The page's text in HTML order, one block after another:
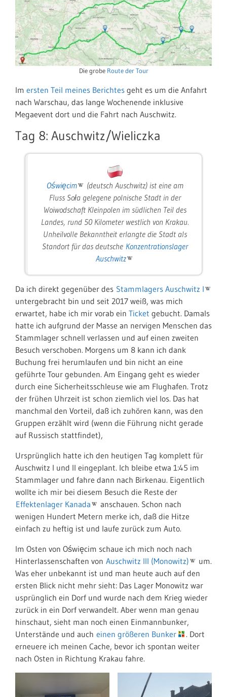
Die grobe Route der Tour
Im ersten Teil meines Berichtes geht es um die Anfahrt
nach Warschau, das lange Wochenende inklusive
Megaevent dort und die Fahrt nach Auschwitz.
Tag 8: Auschwitz/Wieliczka
Oświęcim
(deutsch Auschwitz) ist eine am
Fluss Soła gelegene polnische Stadt in der
Woiwodschaft Kleinpolen im südlichen Teil des
Landes, rund 50 Kilometer westlich von Krakau.
Unheilvolle Bekanntheit erlangte die Stadt als
Standort für das deutsche Konzentrationslager
Auschwitz
Da ich direkt gegenüber des Stammlagers Auschwitz I
untergebracht bin und seit 2017 weiß, was mich
erwartet, habe ich mir vorab ein Ticket gebucht. Damals
hatte ich aufgrund der Masse an nervigen Menschen das
Stammlager schnell verlassen und auf einen zweiten
Besuch verschoben. Morgens um 8 kann ich dank
Buchung frei herumlaufen und bin nicht an eine
geführte Tour gebunden. Am Eingang geht es wieder
durch eine Sicherheitsschleuse wie am Flughafen. Trotz
der frühen Uhrzeit ist schon ziemlich viel los. Das hat
manchmal den Vorteil, daß ich zuhören kann, was den
Gruppen erzählt wird (wenn die Führung nicht gerade
auf Russisch stattfindet),
Ursprünglich hatte ich den heutigen Tag komplett für
Auschwitz I und II eingeplant. Ich bleibe etwa 1:45 im
Stammlager und fahre dann nach Birkenau. Eigentlich
wollte ich mir bei diesem Besuch die Reste der
Effektenlager Kanada
anschauen. Schon nach
wenigen Hundert Metern merke ich, daß die Hitze
einfach zu heftig ist und laufe zurück zum Auto.
Im Osten von Oświęcim schaue ich mich noch nach
Hinterlassenschaften von Auschwitz III (Monowitz)
um.
Was eher unbekannt ist und man heute auch auf den
ersten Blick nicht mehr sieht: Das Lager Monowitz war
usprünglich ein Dorf und wurde nach dem Krieg wieder
zurück in ein Dorf verwandelt. Aber wenn man genau
hinschaut, sieht man noch einen Einmannbunker,
Unterstände und auch einen größeren Bunker
. Dort
erneuere ich meinen Cache, bevor ich spontan weiter
nach Osten in Richtung Krakau fahre.